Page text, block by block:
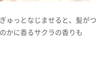
ゅっとなじませると、髪がつ
かに香るサクラの香りも